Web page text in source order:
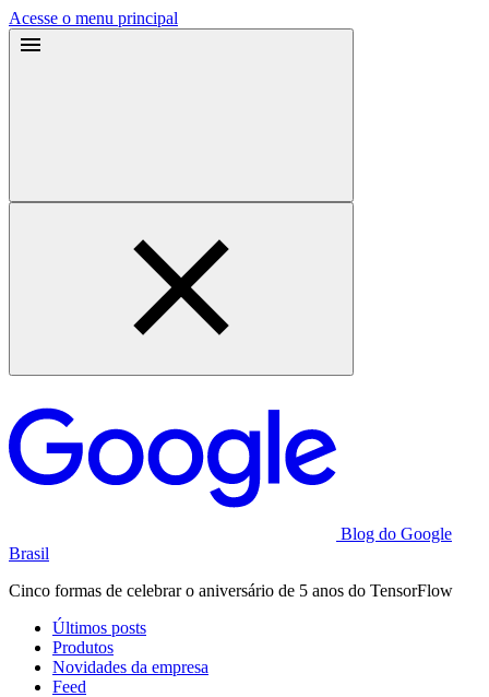
Acesse o menu principal
Blog do Google
Brasil
Cinco formas de celebrar o aniversário de 5 anos do TensorFlow
Últimos posts
Produtos
Novidades da empresa
Feed